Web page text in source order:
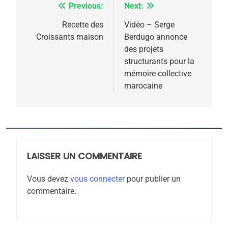
NavigationPrevious:
Recette des
Croissants maison
Next:
Vidéo – Serge
Berdugo annonce
des projets
structurants pour la
mémoire collective
marocaine
LAISSER UN COMMENTAIRE
Vous devez vous connecterpour publier un
commentaire.
2025, l’année la plus
rapport d’ADL contre
FRANCE ISRAÉL
6